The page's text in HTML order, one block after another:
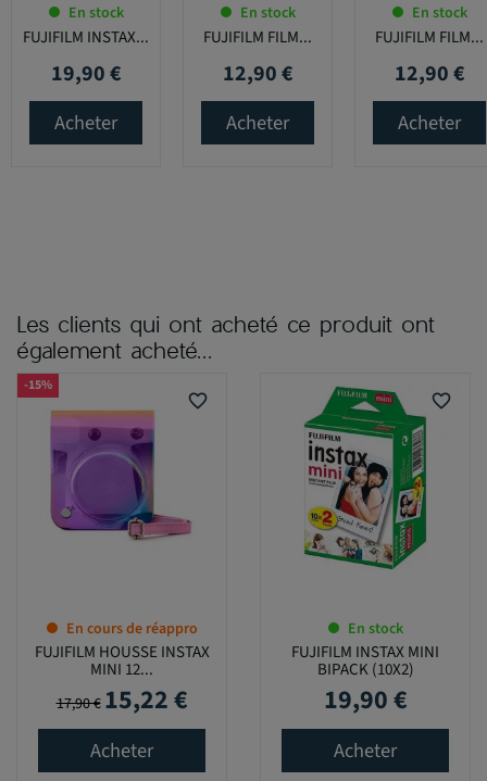
En stock
FUJIFILM INSTAX...
Prix
19,90 €
Acheter
En stock
FUJIFILM FILM...
Prix
12,90 €
Acheter
En stock
FUJIFILM FILM...
Prix
12,90 €
Acheter
Les clients qui ont acheté ce produit ont
également acheté...
favorite_border
En cours de réappro
FUJIFILM HOUSSE INSTAX
MINI 12...
Prix de base
17,90 € Prix
15,22 €
Acheter
-15%
favorite_border
En stock
FUJIFILM INSTAX MINI
BIPACK (10X2)
Prix
19,90 €
Acheter